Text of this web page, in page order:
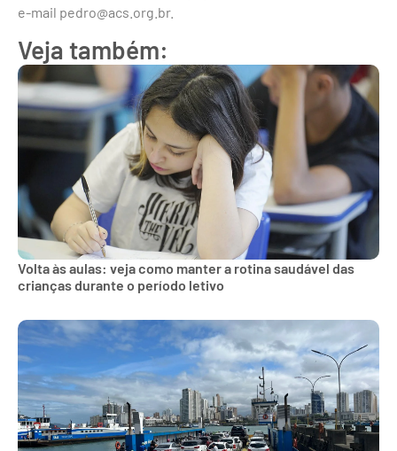
e-mail pedro@acs.org.br.
Veja também:
Volta às aulas: veja como manter a rotina saudável das
crianças durante o período letivo